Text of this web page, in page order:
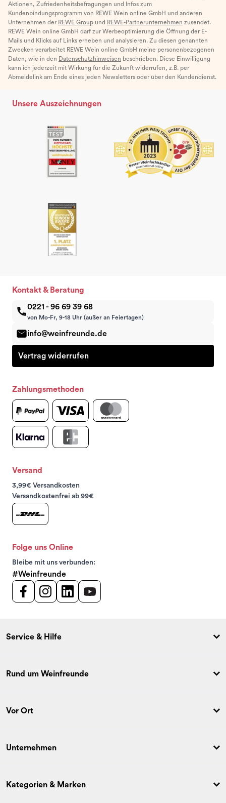
Aktionen, Zufriedenheitsbefragungen und Infos zum
Kundenbindungsprogramm von REWE Wein online GmbH und anderen
Unternehmen der REWE Group und REWE-Partnerunternehmen zusendet.
REWE Wein online GmbH darf zur Werbeoptimierung die Öffnung der E-
Mails und Klicks auf Links erheben und analysieren. Zu diesen genannten
Zwecken verarbeitet REWE Wein online GmbH meine personenbezogenen
Daten, wie in den Datenschutzhinweisen beschrieben. Diese Einwilligung
kann ich jederzeit mit Wirkung für die Zukunft widerrufen, z.B. per
Abmeldelink am Ende eines jeden Newsletters oder über den Kundendienst.
Unsere Auszeichnungen
Kontakt & Beratung
0221 - 96 69 39 68
von Mo-Fr, 9-18 Uhr (außer an Feiertagen)
info@weinfreunde.de
Vertrag widerrufen
Zahlungsmethoden
Versand
3,99€ Versandkosten
Versandkostenfrei ab 99€
Folge uns Online
Bleibe mit uns verbunden:
#Weinfreunde
Service & Hilfe
Rund um Weinfreunde
Vor Ort
Unternehmen
Kategorien & Marken